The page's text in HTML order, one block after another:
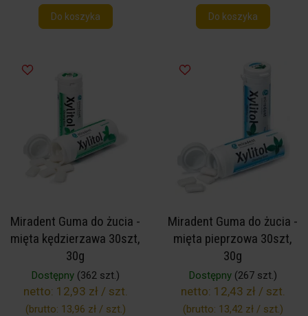
Do koszyka Do koszyka
Miradent Guma do żucia -
mięta kędzierzawa 30szt,
30g
Dostępny(362 szt.)
netto: 12,93 zł / szt.
(brutto: 13,96 zł / szt.)
Miradent Guma do żucia -
mięta pieprzowa 30szt,
30g
Dostępny(267 szt.)
netto: 12,43 zł / szt.
(brutto: 13,42 zł / szt.)